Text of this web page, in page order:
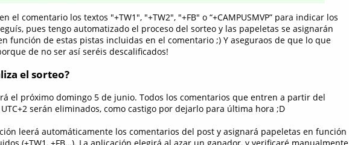
el comentario los textos "+TW1", "+TW2", "+FB" o “+CAMPUSMVP” para indicar los
pues tengo automatizado el proceso del sorteo y las papeletas se asignarán
función de estas pistas incluidas en el comentario ;) Y aseguraos de que lo que
de no ser así seréis descalificados!
el sorteo?
el próximo domingo 5 de junio. Todos los comentarios que entren a partir del
serán eliminados, como castigo por dejarlo para última hora ;D
leerá automáticamente los comentarios del post y asignará papeletas en función